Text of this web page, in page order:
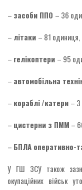
– засоби ППО – 36
– літаки – 81 одиниця,
– гелікоптери – 95
– автомобільна
– кораблі/катери – 3
– цистерни з ПММ –
– БПЛА оперативно-
У ГШ ЗСУ також
окупаційних військ